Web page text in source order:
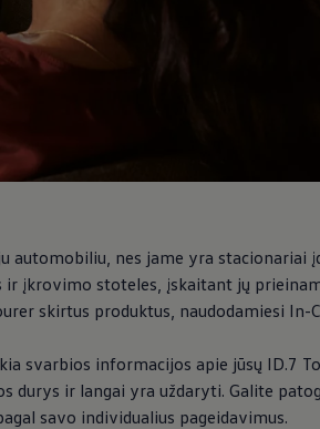
automobiliu, nes jame yra stacionariai
įkrovimo stoteles, įskaitant jų
skirtus produktus, naudodamiesi In-
svarbios informacijos apie jūsų ID.7
ir langai yra uždaryti. Galite
savo individualius pageidavimus.